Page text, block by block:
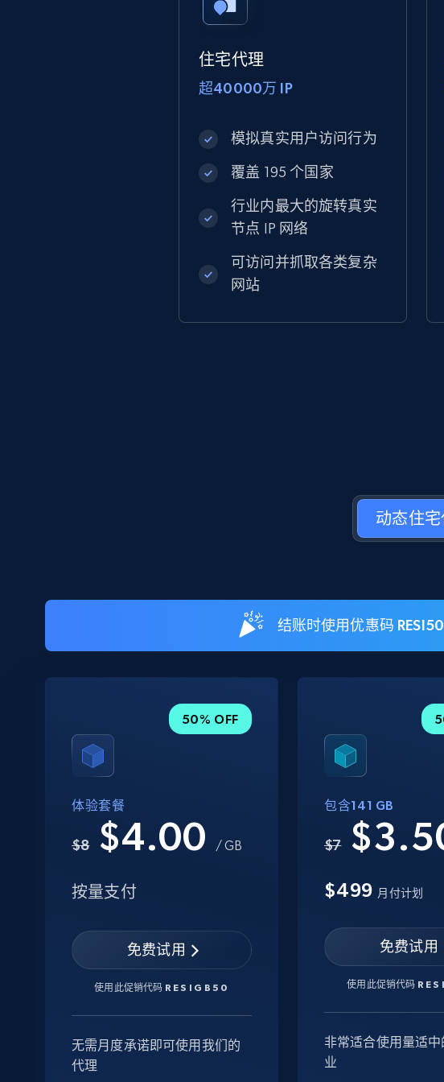
住宅代理
超40000万 IP
模拟真实用户访问行为
覆盖 195 个国家
行业内最大的旋转真实
节点 IP 网络
可访问并抓取各类复杂
网站
动态住宅
结账时使用优惠码
50% OFF
体验套餐
$8 $4.00 / GB
按量支付
免费试用
使用此促销代码 RESIGB50
无需月度承诺即可使用我们的
代理
包含141 GB
$7
$499 月付计划
免费试用
使用此促销代码
非常适合使用量适
业